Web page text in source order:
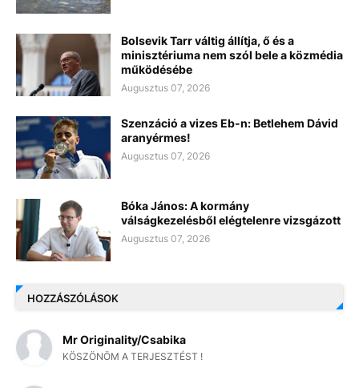
Bolsevik Tarr váltig állítja, ő és a
minisztériuma nem szól bele a közmédia
működésébe
Augusztus 07, 2026
Szenzáció a vizes Eb-n: Betlehem Dávid
aranyérmes!
Augusztus 07, 2026
Bóka János: A kormány
válságkezelésből elégtelenre vizsgázott
Augusztus 07, 2026
HOZZÁSZÓLÁSOK
Mr Originality/Csabika
KÖSZÖNÖM A TERJESZTÉST !